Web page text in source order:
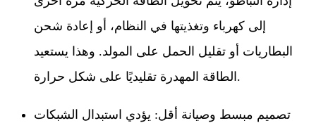
إلى كهرباء وتغذيتها في النظام، أو إعادة شحن
البطاريات أو تقليل الحمل على المولد. وهذا يستعيد
الطاقة المهدرة تقليديًا على شكل حرارة.
تصميم مبسط وصيانة أقل: يؤدي استبدال الشبكات